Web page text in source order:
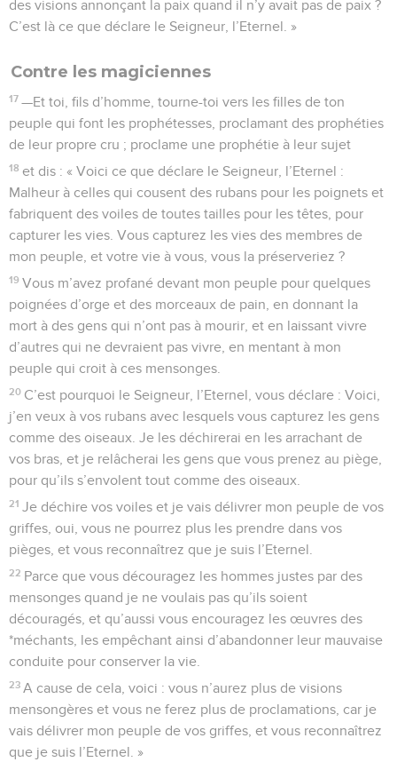
des visions annonçant la paix quand il n’y avait pas de paix ?
C’est là ce que déclare le Seigneur, l’Eternel. »
Contre les magiciennes
17 —Et toi, fils d’homme, tourne-toi vers les filles de ton
peuple qui font les prophétesses, proclamant des prophéties
de leur propre cru ; proclame une prophétie à leur sujet
18 et dis : « Voici ce que déclare le Seigneur, l’Eternel :
Malheur à celles qui cousent des rubans pour les poignets et
fabriquent des voiles de toutes tailles pour les têtes, pour
capturer les vies. Vous capturez les vies des membres de
mon peuple, et votre vie à vous, vous la préserveriez ?
19 Vous m’avez profané devant mon peuple pour quelques
poignées d’orge et des morceaux de pain, en donnant la
mort à des gens qui n’ont pas à mourir, et en laissant vivre
d’autres qui ne devraient pas vivre, en mentant à mon
peuple qui croit à ces mensonges.
20 C’est pourquoi le Seigneur, l’Eternel, vous déclare : Voici,
j’en veux à vos rubans avec lesquels vous capturez les gens
comme des oiseaux. Je les déchirerai en les arrachant de
vos bras, et je relâcherai les gens que vous prenez au piège,
pour qu’ils s’envolent tout comme des oiseaux.
21 Je déchire vos voiles et je vais délivrer mon peuple de vos
griffes, oui, vous ne pourrez plus les prendre dans vos
pièges, et vous reconnaîtrez que je suis l’Eternel.
22 Parce que vous découragez les hommes justes par des
mensonges quand je ne voulais pas qu’ils soient
découragés, et qu’aussi vous encouragez les œuvres des
*méchants, les empêchant ainsi d’abandonner leur mauvaise
conduite pour conserver la vie.
23 A cause de cela, voici : vous n’aurez plus de visions
mensongères et vous ne ferez plus de proclamations, car je
vais délivrer mon peuple de vos griffes, et vous reconnaîtrez
que je suis l’Eternel. »